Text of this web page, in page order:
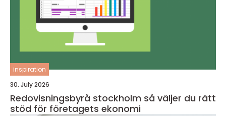
inspiration
30. July 2026
Redovisningsbyrå stockholm så väljer du rätt
stöd för företagets ekonomi